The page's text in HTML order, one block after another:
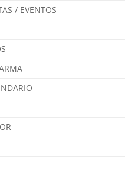
/ EVENTOS